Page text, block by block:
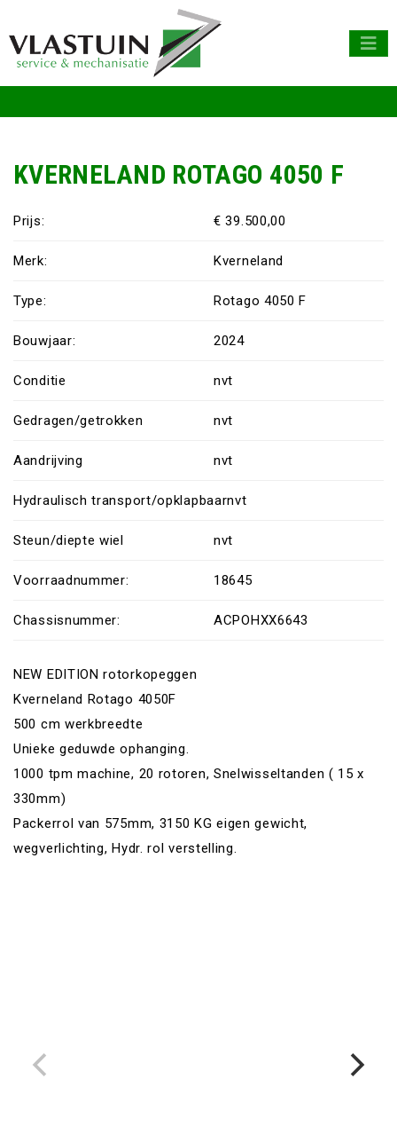
KVERNELAND ROTAGO 4050 F
Prijs: € 39.500,00
Merk: Kverneland
Type: Rotago 4050 F
Bouwjaar: 2024
Conditie nvt
Gedragen/getrokken nvt
Aandrijving nvt
Hydraulisch transport/opklapbaarnvt
Steun/diepte wiel nvt
Voorraadnummer: 18645
Chassisnummer: ACPOHXX6643
NEW EDITION rotorkopeggen
Kverneland Rotago 4050F
500 cm werkbreedte
Unieke geduwde ophanging.
1000 tpm machine, 20 rotoren, Snelwisseltanden ( 15 x
330mm)
Packerrol van 575mm, 3150 KG eigen gewicht,
wegverlichting, Hydr. rol verstelling.